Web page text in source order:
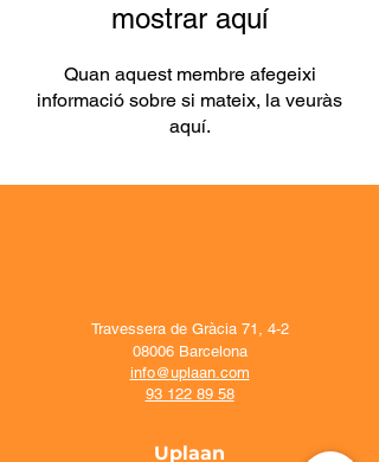
mostrar aquí
Quan aquest membre afegeixi
informació sobre si mateix, la veuràs
aquí.
Travessera de Gràcia 71, 4-2
08006 Barcelona
info@uplaan.com
93 122 89 58
Uplaan